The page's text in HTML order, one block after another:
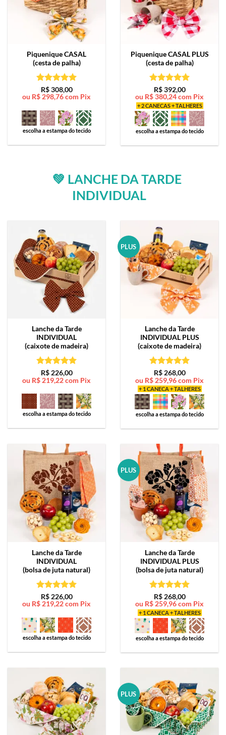
PiqueniqueCASAL
(cesta de palha)
Avaliação5
de 5
R$308,00
ou R$298,76com Pix
escolha a estampa do tecido
PiqueniqueCASAL PLUS
(cesta de palha)
Avaliação5
de 5
R$392,00
ou R$380,24com Pix
+ 2 CANECAS + TALHERES
escolha a estampa do tecido
💚 LANCHE DA TARDE
INDIVIDUAL
Lanche da Tarde
INDIVIDUAL
(caixote de madeira)
Avaliação5
de 5
R$226,00
ou R$ 219,22com Pix
escolha a estampa do tecido
PLUS
Lanche da Tarde
INDIVIDUAL PLUS
(caixote de madeira)
Avaliação5
de 5
R$268,00
ou R$ 259,96com Pix
+ 1 CANECA + TALHERES
escolha a estampa do tecido
Lanche da Tarde
INDIVIDUAL
(bolsa de juta natural)
Avaliação5
de 5
R$226,00
ou R$219,22com Pix
escolha a estampa do tecido
PLUS
Lanche da Tarde
INDIVIDUAL PLUS
(bolsa de juta natural)
Avaliação5
de 5
R$268,00
ou R$259,96com Pix
+ 1 CANECA + TALHERES
escolha a estampa do tecido
PLUS